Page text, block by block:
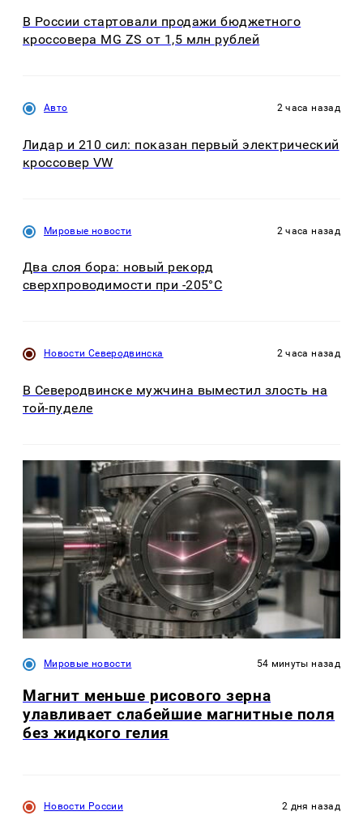
В России стартовали продажи бюджетного
кроссовера MG ZS от 1,5 млн рублей
Авто 2 часа назад
Лидар и 210 сил: показан первый электрический
кроссовер VW
Мировые новости 2 часа назад
Два слоя бора: новый рекорд
сверхпроводимости при -205°C
Новости Северодвинска 2 часа назад
В Северодвинске мужчина выместил злость на
той-пуделе
Мировые новости 54 минуты назад
Магнит меньше рисового зерна
улавливает слабейшие магнитные поля
без жидкого гелия
Новости России 2 дня назад